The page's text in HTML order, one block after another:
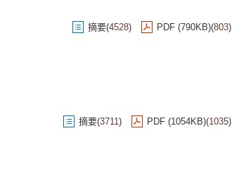
摘要(4528) PDF (790KB)(803)
摘要(3711) PDF (1054KB)(1035)